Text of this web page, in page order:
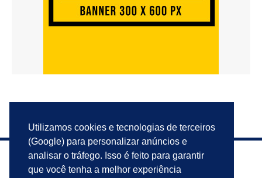
Utilizamos cookies e tecnologias de terceiros
(Google) para personalizar anúncios e
analisar o tráfego. Isso é feito para garantir
que você tenha a melhor experiência